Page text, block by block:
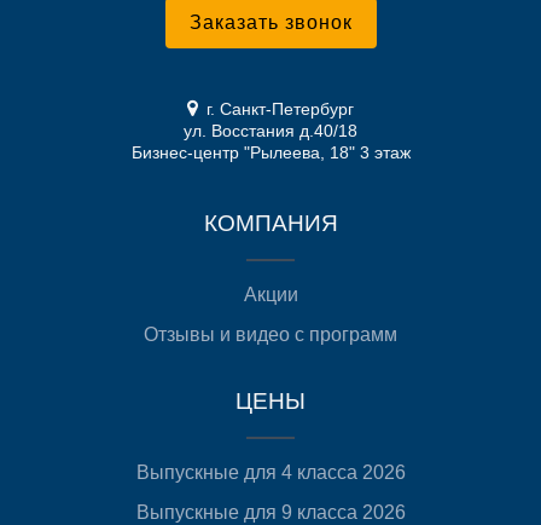
Заказать звонок
г. Санкт-Петербург
ул. Восстания д.40/18
Бизнес-центр "Рылеева, 18" 3 этаж
КОМПАНИЯ
Акции
Отзывы и видео с программ
ЦЕНЫ
Выпускные для 4 класса 2026
Выпускные для 9 класса 2026